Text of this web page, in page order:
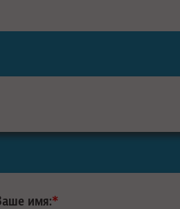
имя:*